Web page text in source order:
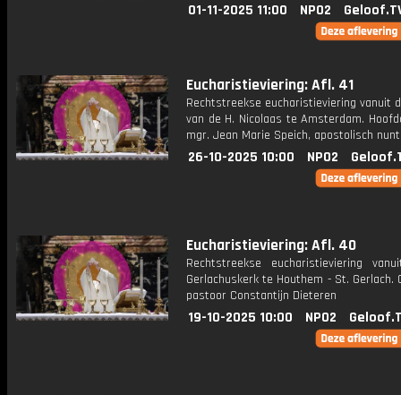
01-11-2025 11:00 NPO2
Eucharistieviering: Afl. 41
Rechtstreekse eucharistieviering vanuit
van de H. Nicolaas te Amsterdam.
mgr. Jean Marie Speich, apostolisch
26-10-2025 10:00 NPO2
Eucharistieviering: Afl. 40
Rechtstreekse eucharistieviering
Gerlachuskerk te Houthem - St. Gerlach.
pastoor Constantijn Dieteren
19-10-2025 10:00 NPO2